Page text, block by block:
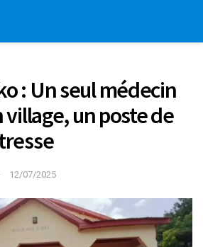
: Un seul médecin
un poste de
12/07/2025